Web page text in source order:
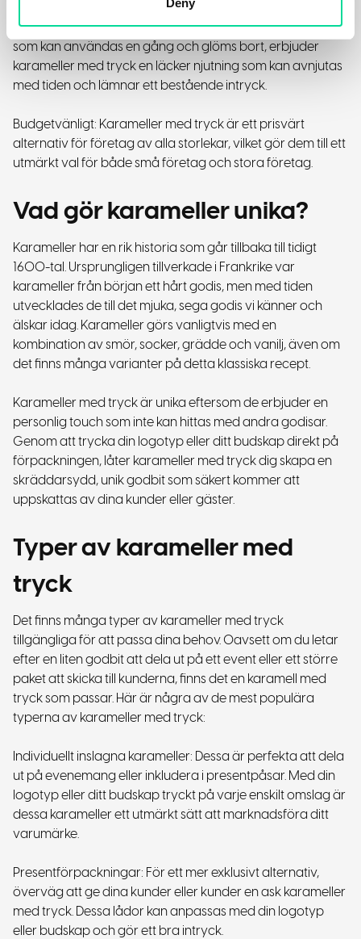
Långvarigt intryck: Till skillnad från andra reklamartiklar
som kan användas en gång och glöms bort, erbjuder
karameller med tryck en läcker njutning som kan avnjutas
med tiden och lämnar ett bestående intryck.
Budgetvänligt: Karameller med tryck är ett prisvärt
alternativ för företag av alla storlekar, vilket gör dem till ett
utmärkt val för både små företag och stora företag.
Vad gör karameller unika?
Karameller har en rik historia som går tillbaka till tidigt
1600-tal. Ursprungligen tillverkade i Frankrike var
karameller från början ett hårt godis, men med tiden
utvecklades de till det mjuka, sega godis vi känner och
älskar idag. Karameller görs vanligtvis med en
kombination av smör, socker, grädde och vanilj, även om
det finns många varianter på detta klassiska recept.
Karameller med tryck är unika eftersom de erbjuder en
personlig touch som inte kan hittas med andra godisar.
Genom att trycka din logotyp eller ditt budskap direkt på
förpackningen, låter karameller med tryck dig skapa en
skräddarsydd, unik godbit som säkert kommer att
uppskattas av dina kunder eller gäster.
Typer av karameller med
tryck
Det finns många typer av karameller med tryck
tillgängliga för att passa dina behov. Oavsett om du letar
efter en liten godbit att dela ut på ett event eller ett större
paket att skicka till kunderna, finns det en karamell med
tryck som passar. Här är några av de mest populära
typerna av karameller med tryck:
Individuellt inslagna karameller: Dessa är perfekta att dela
ut på evenemang eller inkludera i presentpåsar. Med din
logotyp eller ditt budskap tryckt på varje enskilt omslag är
dessa karameller ett utmärkt sätt att marknadsföra ditt
varumärke.
Presentförpackningar: För ett mer exklusivt alternativ,
överväg att ge dina kunder eller kunder en ask karameller
med tryck. Dessa lådor kan anpassas med din logotyp
eller budskap och gör ett bra intryck.